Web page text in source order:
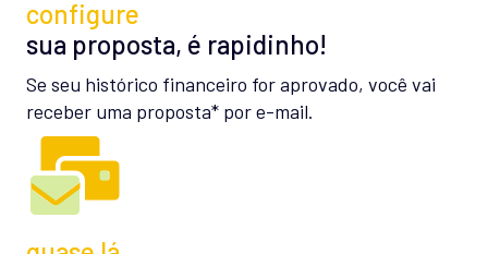
configure
sua proposta, é rapidinho!
Se seu histórico financeiro for aprovado, você vai
receber uma proposta* por e-mail.